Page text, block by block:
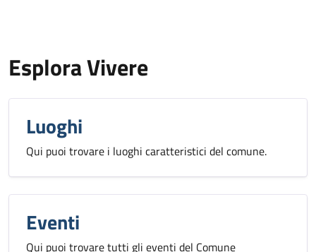
Esplora Vivere
Luoghi
Qui puoi trovare i luoghi caratteristici del comune.
Eventi
Qui puoi trovare tutti gli eventi del Comune